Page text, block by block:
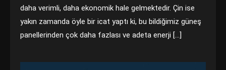
daha verimli, daha ekonomik hale gelmektedir. Çin ise
yakın zamanda öyle bir icat yaptı ki, bu bildiğimiz güneş
panellerinden çok daha fazlası ve adeta enerji […]